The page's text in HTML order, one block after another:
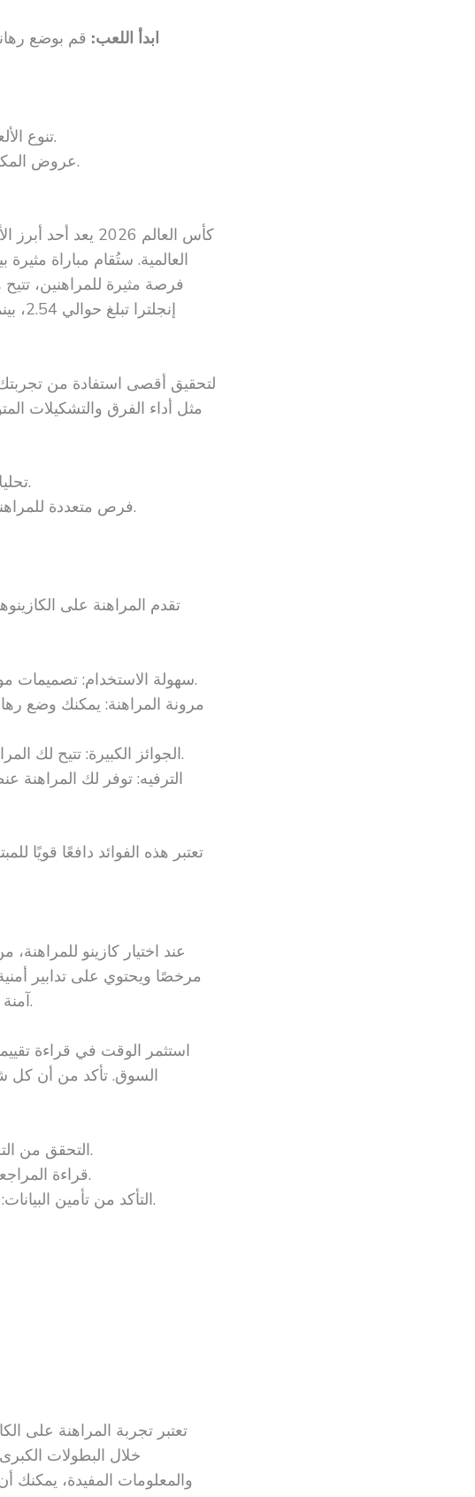
ابدأ اللعب: قم بوضع
تنوع الألعاب: تتيح لك الكازينوهات الحديثة تجربة ألعاب مختلفة.
عروض المكافآت: استغل العروض الترويجية لجذب اللاعبين الجدد.
كأس العالم 2026
فرصة مثيرة للمراهنين،
لتحقيق أقصى استفادة من تجربتك،
مثل أداء الفرق والتشكيلات
تحليلات دقيقة للمباراة تساعدك على اتخاذ قرارات أفضل.
فرص متعددة للمراهنة، بما في ذلك الرهانات المباشرة والرهانات المتعددة.
تقدم المراهنة على
سهولة الاستخدام: تصميمات مواقع الويب الحديثة تجعل التصفح والمراهنة أمرًا سهلاً.
مرونة المراهنة: يمكنك وضع
الجوائز الكبيرة: تتيح لك المراهنة على البطولات الكبرى فرصة الفوز بجوائز ضخمة.
الترفيه: توفر لك المراهنة
تعتبر هذه الفوائد دافعًا قويًا
عند اختيار كازينو
مرخصًا ويحتوي على تدابير
آمنة وموثوقة، وكذلك دعم عملاء فعال للاستجابة لأي استفسارات.
استثمر الوقت في قراءة
السوق. تأكد من أن كل
التحقق من التراخيص: تأكد من أن الكازينو يحمل التراخيص المناسبة.
قراءة المراجعات: ارجع إلى آراء اللاعبين الآخرين لتحسين اختياراتك.
التأكد من تأمين البيانات: اختر الكازينوهات التي تستخدم تقنيات تشفير متقدمة.
تعتبر تجربة المراهنة على
خلال البطولات
والمعلومات المفيدة،